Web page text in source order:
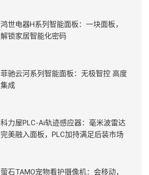
鸿世电器H系列智能面板：一块面板，
解锁家居智能化密码
菲驰云河系列智能面板：无极智控 高度
集成
科力屋PLC-Ai轨迹感应器：毫米波雷达
完美融入面板，PLC加持满足后装市场
萤石TAMO宠物看护摄像机：会移动，